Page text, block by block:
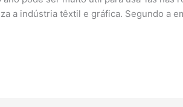
a indústria têxtil e gráfica. Segundo a